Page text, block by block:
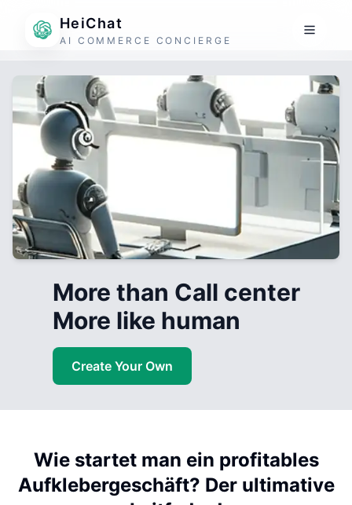
HeiChat
AI COMMERCE CONCIERGE
More than Call center
More like human
Create Your Own
Wie startet man ein profitables
Aufklebergeschäft? Der ultimative